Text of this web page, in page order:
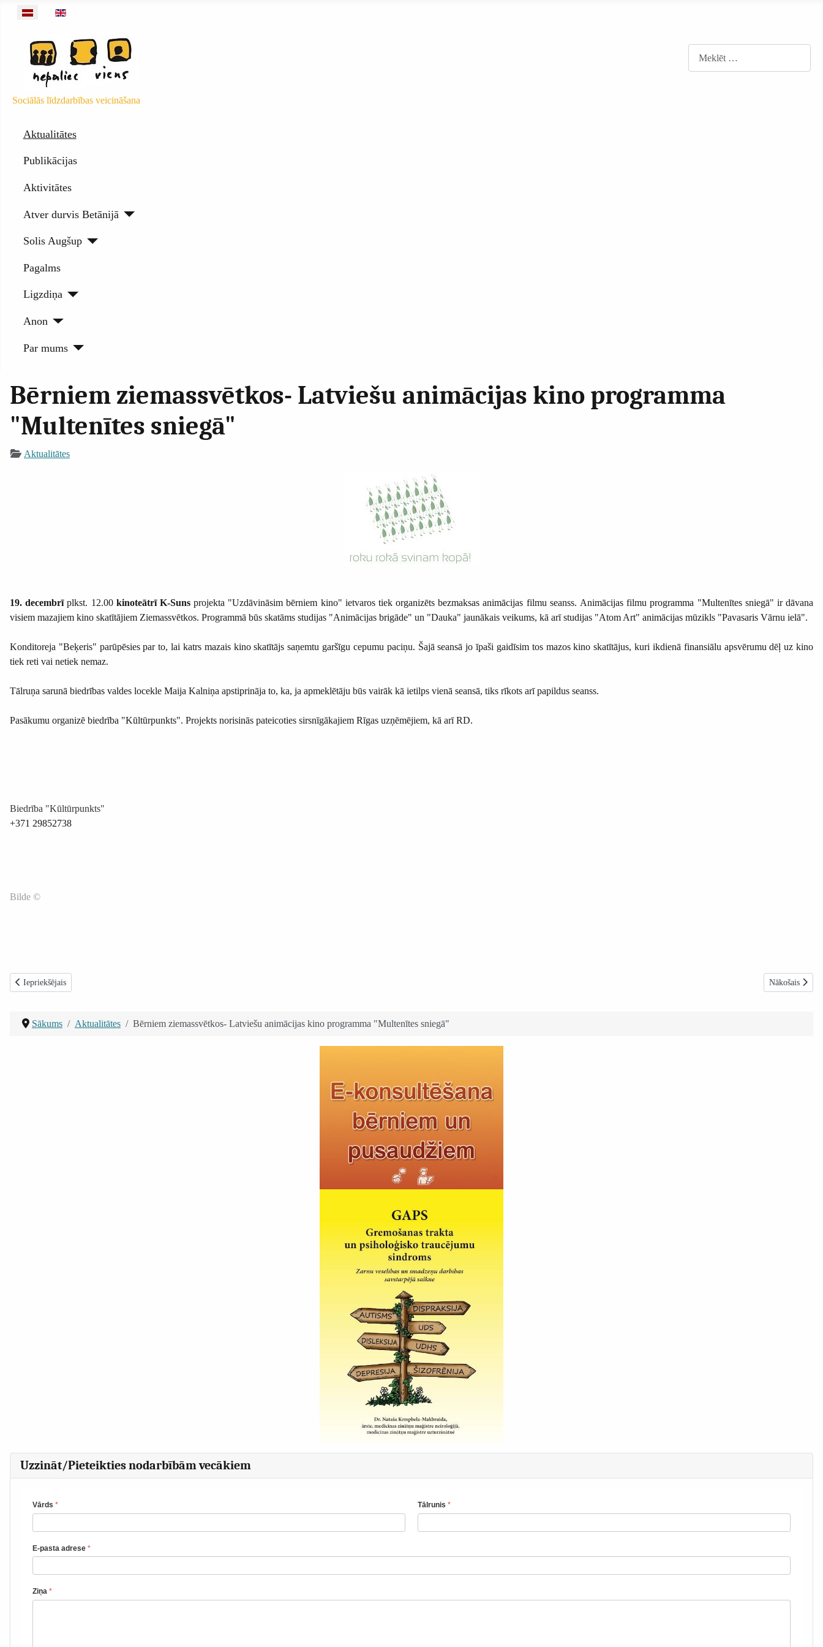
Izvēlieties valodu
Sociālās līdzdarbības veicināšana
Aktualitātes
Publikācijas
Aktivitātes
Atver durvis Betānijā
Solis Augšup
Pagalms
Ligzdiņa
Anon
Par mums
Bērniem ziemassvētkos- Latviešu animācijas kino programma
"Multenītes sniegā"
Aktualitātes
19. decembrīplkst. 12.00 kinoteātrī K-Sunsprojekta "Uzdāvināsim bērniem kino" ietvaros tiek organizēts bezmaksas animācijas filmu seanss. Animācijas filmu programma "Multenītes sniegā" ir dāvana
visiem mazajiem kino skatītājiem Ziemassvētkos. Programmā būs skatāms studijas "Animācijas brigāde" un "Dauka" jaunākais veikums, kā arī studijas "Atom Art" animācijas mūzikls "Pavasaris Vārnu ielā".
Konditoreja "Beķeris" parūpēsies par to, lai katrs mazais kino skatītājs saņemtu garšīgu cepumu paciņu. Šajā seansā jo īpaši gaidīsim tos mazos kino skatītājus, kuri ikdienā finansiālu apsvērumu dēļ uz kino
tiek reti vai netiek nemaz.
Tālruņa sarunā biedrības valdes locekle Maija Kalniņa apstiprināja to, ka, ja apmeklētāju būs vairāk kā ietilps vienā seansā, tiks rīkots arī papildus seanss.
Pasākumu organizē biedrība "Kūltūrpunkts". Projekts norisinās pateicoties sirsnīgākajiem Rīgas uzņēmējiem, kā arī RD.
Biedrība "Kūltūrpunkts"
+371 29852738
Bilde ©
Iepriekšējais raksts: Grāmatas „Bioētika visiem” atvēršanas svētki P.Stradiņa Medicīnas vēstures muzejā
Iepriekšējais Nākamais
Nākošais
Sākums Aktualitātes Bērniem ziemassvētkos- Latviešu animācijas kino programma "Multenītes sniegā"
Uzzināt/Pieteikties nodarbībām vecākiem
Vārds * Tālrunis *
E-pasta adrese *
Ziņa *